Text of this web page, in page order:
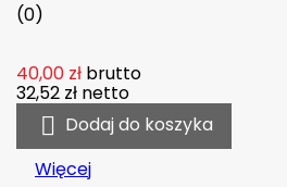
(0)
40,00 zł brutto
32,52 zł netto
 Dodaj do koszyka
Więcej